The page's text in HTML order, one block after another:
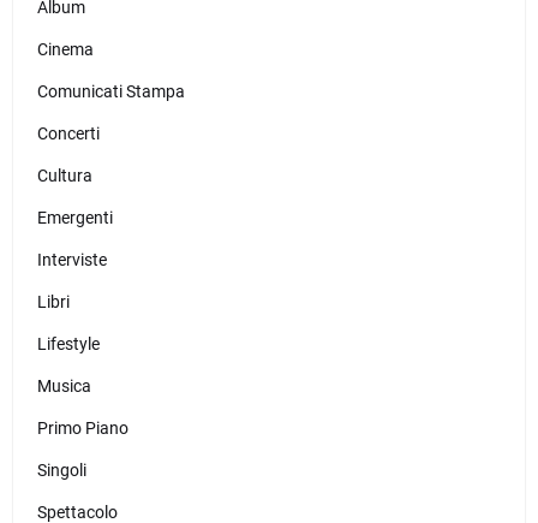
Album
Cinema
Comunicati Stampa
Concerti
Cultura
Emergenti
Interviste
Libri
Lifestyle
Musica
Primo Piano
Singoli
Spettacolo